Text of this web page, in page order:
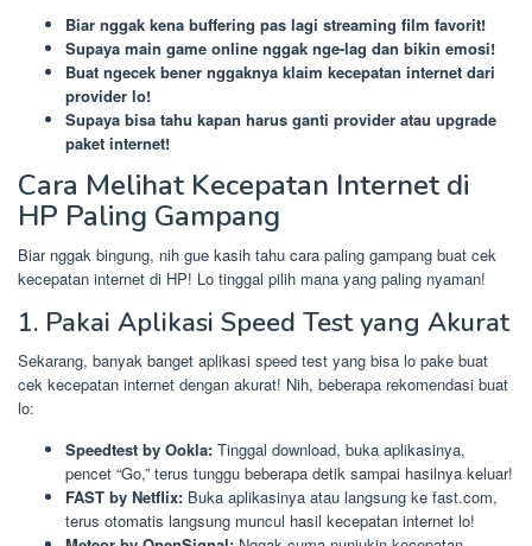
Biar nggak kena buffering pas lagi streaming film favorit!
Supaya main game online nggak nge-lag dan bikin emosi!
Buat ngecek bener nggaknya klaim kecepatan internet dari
provider lo!
Supaya bisa tahu kapan harus ganti provider atau upgrade
paket internet!
Cara Melihat Kecepatan Internet di
HP Paling Gampang
Biar nggak bingung, nih gue kasih tahu cara paling gampang buat cek
kecepatan internet di HP! Lo tinggal pilih mana yang paling nyaman!
1. Pakai Aplikasi Speed Test yang Akurat
Sekarang, banyak banget aplikasi speed test yang bisa lo pake buat
cek kecepatan internet dengan akurat! Nih, beberapa rekomendasi buat
lo:
Speedtest by Ookla: Tinggal download, buka aplikasinya,
pencet “Go,” terus tunggu beberapa detik sampai hasilnya keluar!
FAST by Netflix: Buka aplikasinya atau langsung ke fast.com,
terus otomatis langsung muncul hasil kecepatan internet lo!